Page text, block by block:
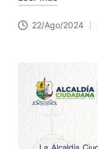
22/Ago/2024